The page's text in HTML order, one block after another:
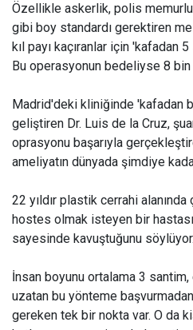
Özellikle askerlik, polis
gibi boy standardı gerektiren
kıl payı kaçıranlar için 'kafadan
Bu operasyonun bedeliyse 8 bin
Madrid'deki kliniğinde 'kafadan
geliştiren Dr. Luis de la Cruz,
oprasyonu başarıyla
ameliyatın dünyada şimdiye
22 yıldır plastik cerrahi alanında
hostes olmak isteyen bir
sayesinde kavuştuğunu söylüyor.
İnsan boyunu ortalama 3
uzatan bu yönteme
gereken tek bir nokta var. O da